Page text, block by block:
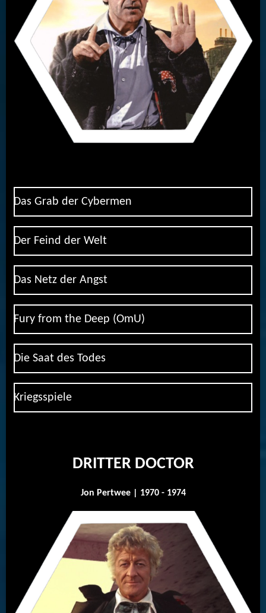
Das Grab der Cybermen
Der Feind der Welt
Das Netz der Angst
Fury from the Deep (OmU)
Die Saat des Todes
Kriegsspiele
DRITTER DOCTOR
Jon Pertwee | 1970 - 1974